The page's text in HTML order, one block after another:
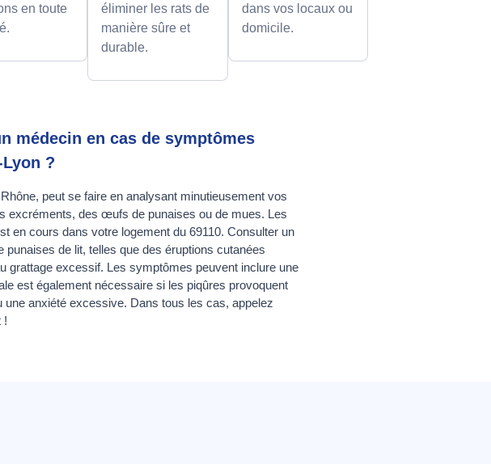
en toute
éliminer les rats de
manière sûre et
durable.
dans vos locaux ou
domicile.
médecin en cas de symptômes
?
peut se faire en analysant minutieusement vos
excréments, des œufs de punaises ou de mues. Les
en cours dans votre logement du 69110. Consulter un
de lit, telles que des éruptions cutanées
grattage excessif. Les symptômes peuvent inclure une
est également nécessaire si les piqûres provoquent
anxiété excessive. Dans tous les cas, appelez
!